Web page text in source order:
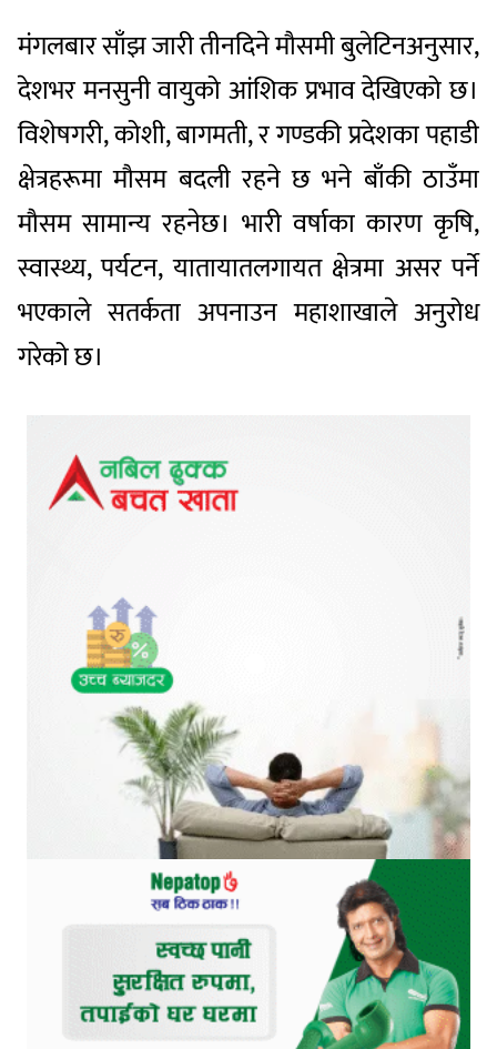
मंगलबार साँझ जारी तीनदिने मौसमी बुलेटिनअनुसार,
देशभर मनसुनी वायुको आंशिक प्रभाव देखिएको छ।
विशेषगरी, कोशी, बागमती, र गण्डकी प्रदेशका पहाडी
क्षेत्रहरूमा मौसम बदली रहने छ भने बाँकी ठाउँमा
मौसम सामान्य रहनेछ। भारी वर्षाका कारण कृषि,
स्वास्थ्य, पर्यटन, यातायातलगायत क्षेत्रमा असर पर्ने
भएकाले सतर्कता अपनाउन महाशाखाले अनुरोध
गरेको छ।